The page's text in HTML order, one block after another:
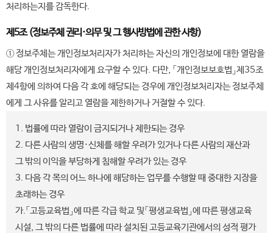
처리하는지를 감독한다.
제5조 (정보주체 권리·의무 및 그 행사방법에 관한 사항)
① 정보주체는 개인정보처리자가 처리하는 자신의 개인정보에 대한 열람을
해당 개인정보처리자에게 요구할 수 있다. 다만, 「개인정보보호법」제35조
제4항에 의하여 다음 각 호에 해당되는 경우에 개인정보처리자는 정보주체
에게 그 사유를 알리고 열람을 제한하거나 거절할 수 있다.
1. 법률에 따라 열람이 금지되거나 제한되는 경우
2. 다른 사람의 생명·신체를 해할 우려가 있거나 다른 사람의 재산과
그 밖의 이익을 부당하게 침해할 우려가 있는 경우
3. 다음 각 목의 어느 하나에 해당하는 업무를 수행할 때 중대한 지장을
초래하는 경우
가.「고등교육법」에 따른 각급 학교 및「평생교육법」에 따른 평생교육
시설, 그 밖의 다른 법률에 따라 설치된 고등교육기관에서의 성적 평가